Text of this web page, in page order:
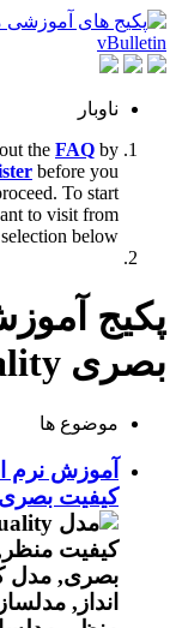
ناوبار
the FAQ by
before you
To start
to visit from
below.
پکیج
بصری Scenic Quality
موضوع ها
کیفیت بصری